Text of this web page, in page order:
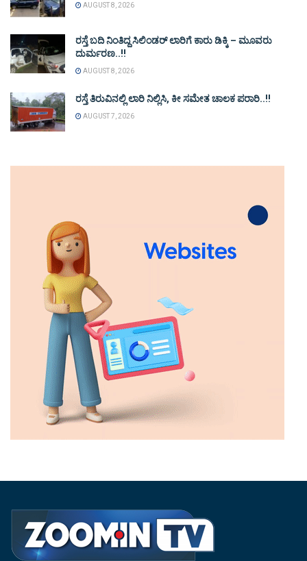
AUGUST 8, 2026
ರಸ್ತೆ ಬದಿ ನಿಂತಿದ್ದ ಸಿಲಿಂಡರ್ ಲಾರಿಗೆ ಕಾರು ಡಿಕ್ಕಿ – ಮೂವರು
ದುರ್ಮರಣ..!!
AUGUST 8, 2026
ರಸ್ತೆ ತಿರುವಿನಲ್ಲಿ ಲಾರಿ ನಿಲ್ಲಿಸಿ, ಕೀ ಸಮೇತ ಚಾಲಕ ಪರಾರಿ..!!
AUGUST 7, 2026